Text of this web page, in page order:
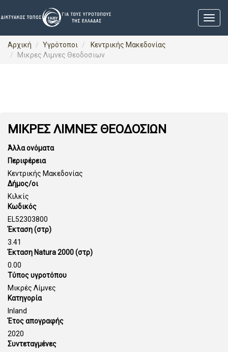
Αρχική Υγρότοποι
Κεντρικής Μακεδονίας
Μικρες Λιμνες Θεοδοσιων
ΜΙΚΡΕΣ ΛΙΜΝΕΣ ΘΕΟΔΟΣΙΩΝ
Άλλα ονόματα
Περιφέρεια
Κεντρικής Μακεδονίας
Δήμος/οι
Κιλκίς
Κωδικός
EL52303800
Έκταση (στρ)
3.41
Έκταση Natura 2000 (στρ)
0.00
Τύπος υγροτόπου
Μικρές Λίμνες
Κατηγορία
Inland
Έτος απογραφής
2020
Συντεταγμένες